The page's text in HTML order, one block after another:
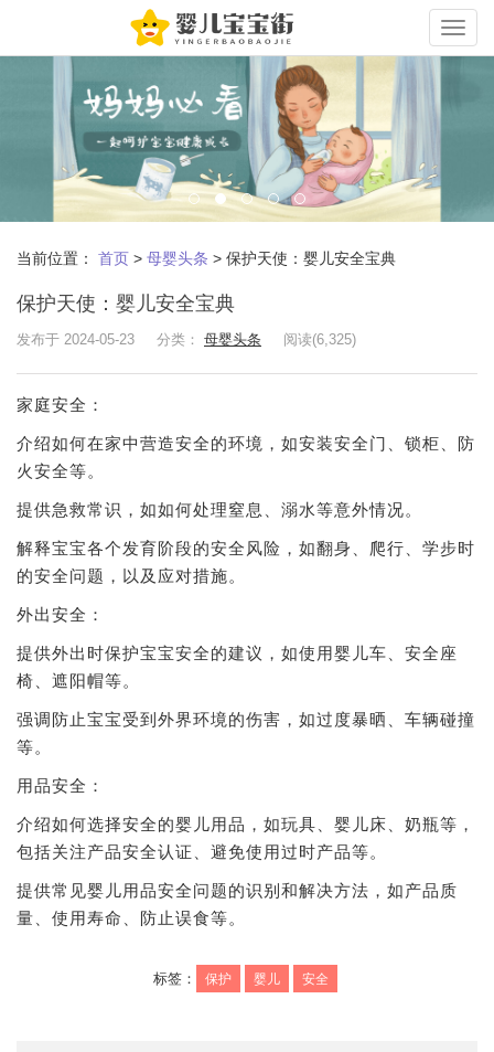
Toggle
当前位置： 首页 > 母婴头条 > 保护天使：婴儿安全宝典
保护天使：婴儿安全宝典
发布于 2024-05-23 分类： 母婴头条 阅读(6,325)
家庭安全：
介绍如何在家中营造安全的环境，如安装安全门、锁柜、防
火安全等。
提供急救常识，如如何处理窒息、溺水等意外情况。
解释宝宝各个发育阶段的安全风险，如翻身、爬行、学步时
的安全问题，以及应对措施。
外出安全：
提供外出时保护宝宝安全的建议，如使用婴儿车、安全座
椅、遮阳帽等。
强调防止宝宝受到外界环境的伤害，如过度暴晒、车辆碰撞
等。
用品安全：
介绍如何选择安全的婴儿用品，如玩具、婴儿床、奶瓶等，
包括关注产品安全认证、避免使用过时产品等。
提供常见婴儿用品安全问题的识别和解决方法，如产品质
量、使用寿命、防止误食等。
标签： 保护 婴儿 安全